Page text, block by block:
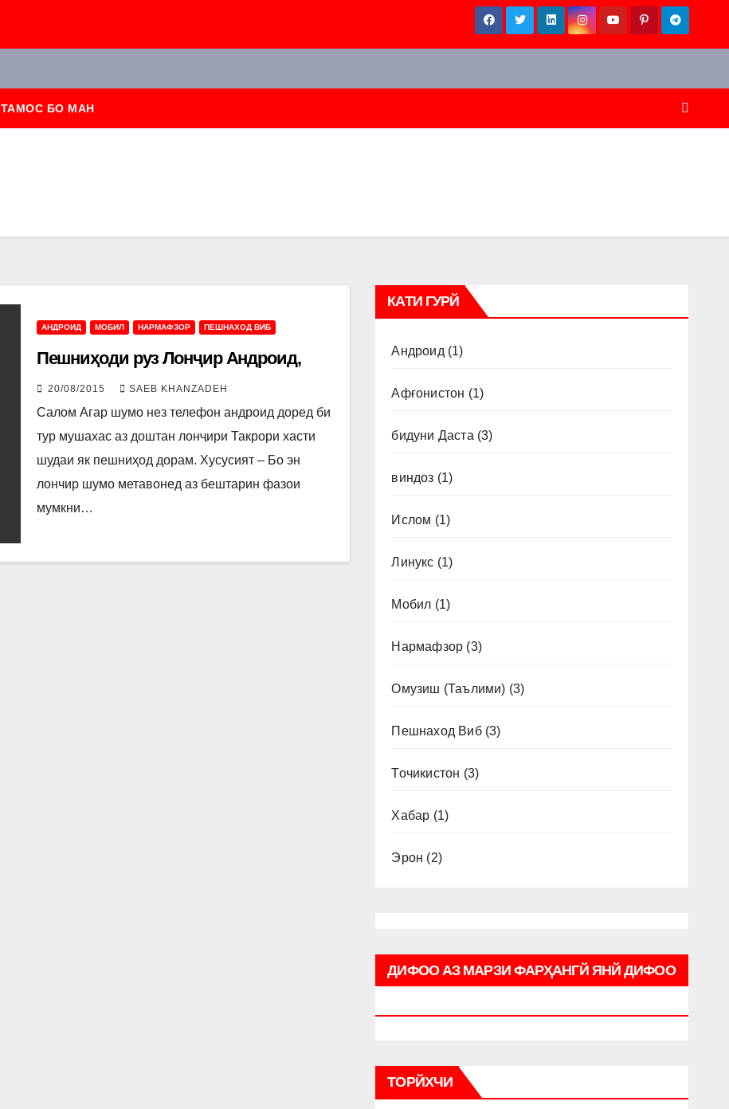
ТАМОС БО МАН
АНДРОИД МОБИЛ НАРМАФЗОР ПЕШНАХОД ВИБ
Пешниҳоди руз Лонҷир Андроид,
20/08/2015 SAEB KHANZADEH
Салом Агар шумо нез телефон андроид доред би
тур мушахас аз доштан лонҷири Такрори хасти
шудаи як пешниҳод дорам. Хусусият – Бо эн
лончир шумо метавонед аз бештарин фазои
мумкни…
КАТИ ГУРЙ
Андроид (1)
Афғонистон (1)
бидуни Даста (3)
виндоз (1)
Ислом (1)
Линукс (1)
Мобил (1)
Нармафзор (3)
Омузиш (Таълими) (3)
Пешнаход Виб(3)
Точикистон (3)
Хабар (1)
Эрон (2)
ДИФОО АЗ МАРЗИ ФАРҲАНГЙ ЯНЙ ДИФОО
ТОРЙХЧИ